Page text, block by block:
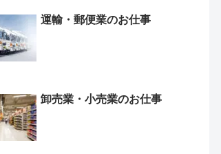
運輸・郵便業のお仕事
卸売業・小売業のお仕事